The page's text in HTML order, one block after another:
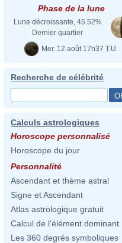
Phase de la lune
Lune décroissante, 45.52%
Dernier quartier
Mer. 12 août 17h37 T.U.
Recherche de célébrité
Calculs astrologiques
Horoscope personnalisé
Horoscope du jour
Personnalité
Ascendant et thème astral
Signe et Ascendant
Atlas astrologique gratuit
Calcul de l'élément dominant
Les 360 degrés symboliques